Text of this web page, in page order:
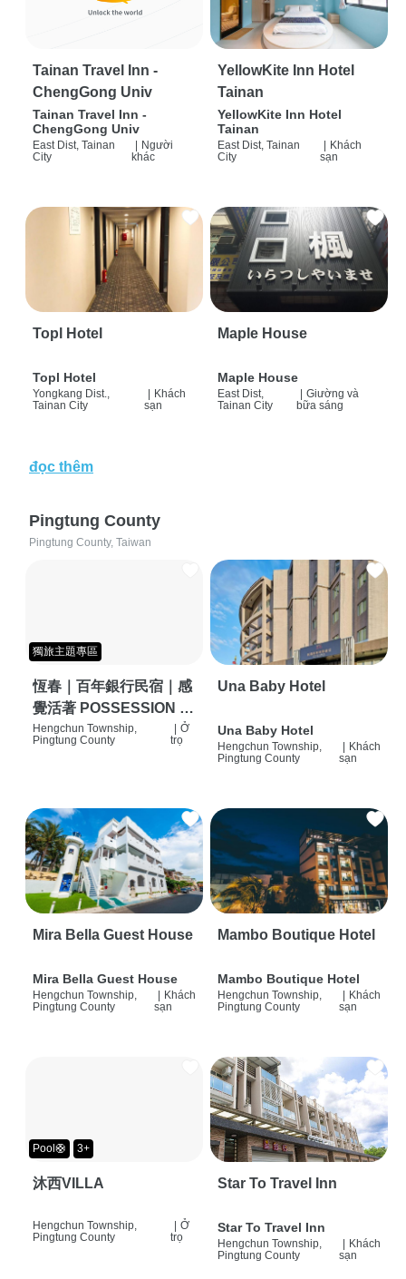
Tainan Travel Inn -
ChengGong Univ
Tainan Travel Inn -
ChengGong Univ
East Dist, Tainan
City
| Người
khác
YellowKite Inn Hotel
Tainan
YellowKite Inn Hotel
Tainan
East Dist, Tainan
City
| Khách
sạn
Topl Hotel
Topl Hotel
Yongkang Dist.,
Tainan City
| Khách
sạn
Maple House
Maple House
East Dist,
Tainan City
| Giường và
bữa sáng
đọc thêm
Pingtung County
Pingtung County, Taiwan
獨旅主題專區
恆春｜百年銀行民宿｜感
覺活著 POSSESSION |
背包客棧 | 恆春必住特色
Hengchun Township,
Pingtung County
Ở
trọ
Una Baby Hotel
Una Baby Hotel
Hengchun Township,
Pingtung County
Khách
sạn
Mira Bella Guest House
Mira Bella Guest House
Hengchun Township,
Pingtung County
Khách
sạn
Mambo Boutique Hotel
Mambo Boutique Hotel
Hengchun Township,
Pingtung County
Khách
sạn
Pool🛟 3+
沐西VILLA
Hengchun Township,
Pingtung County
Ở
trọ
Star To Travel Inn
Star To Travel Inn
Hengchun Township,
Pingtung County
Khách
sạn